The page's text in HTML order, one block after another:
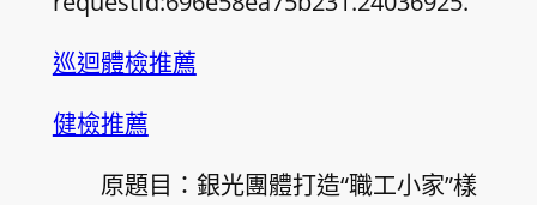
巡迴體檢推薦
健檢推薦
原題目：銀光團體打造“職工小家”樣